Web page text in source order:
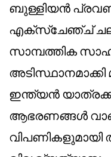
ബുള്ളിയൻ
എക്സ്ചേഞ്ച്
സാമ്പത്തിക
അടിസ്ഥാനമാക്കി
ഇന്ത്യൻ
ആഭരണങ്ങൾ